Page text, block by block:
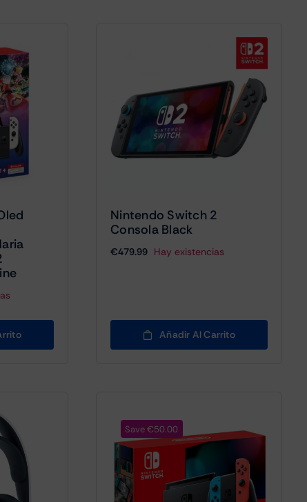
Nintendo Switch 2
Consola Black
€479.99 Hay existencias
Añadir Al Carrito
Save €50.00